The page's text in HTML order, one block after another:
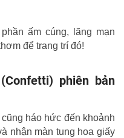
ấm cúng, lãng mạn
để trang trí đó!
phiên bản
háo hức đến khoảnh
nhận màn tung hoa giấy